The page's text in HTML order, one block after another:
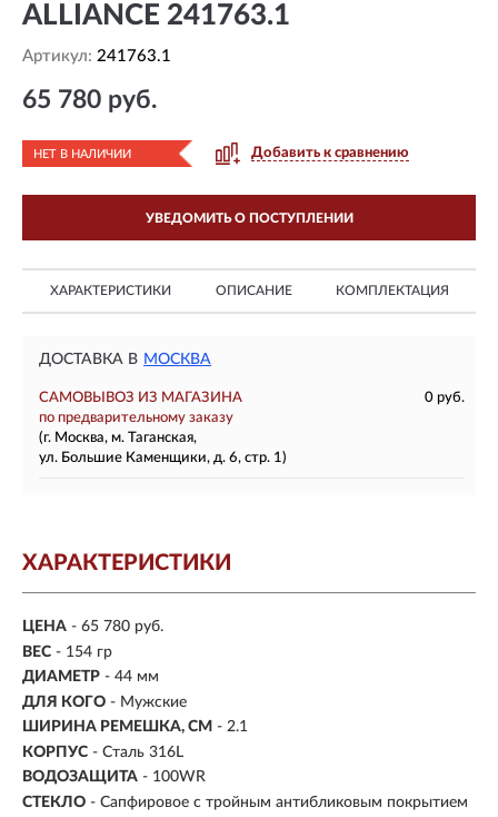
ALLIANCE 241763.1
Артикул: 241763.1
65 780 руб.
НЕТ В НАЛИЧИИ Добавить к сравнению
УВЕДОМИТЬ О ПОСТУПЛЕНИИ
ХАРАКТЕРИСТИКИ ОПИСАНИЕ КОМПЛЕКТАЦИЯ
ДОСТАВКА В МОСКВА
САМОВЫВОЗ ИЗ МАГАЗИНА
0 руб.
по предварительному заказу
(г. Москва, м. Таганская,
ул. Большие Каменщики, д. 6, стр. 1)
ХАРАКТЕРИСТИКИ
ЦЕНА - 65 780 руб.
ВЕС - 154 гр
ДИАМЕТР - 44 мм
ДЛЯ КОГО - Мужские
ШИРИНА РЕМЕШКА, СМ - 2.1
КОРПУС - Сталь 316L
ВОДОЗАЩИТА - 100WR
СТЕКЛО - Сапфировое с тройным антибликовым покрытием